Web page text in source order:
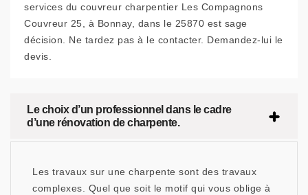
services du couvreur charpentier Les Compagnons
Couvreur 25, à Bonnay, dans le 25870 est sage
décision. Ne tardez pas à le contacter. Demandez-lui le
devis.
Le choix d’un professionnel dans le cadre
d’une rénovation de charpente.
Les travaux sur une charpente sont des travaux
complexes. Quel que soit le motif qui vous oblige à